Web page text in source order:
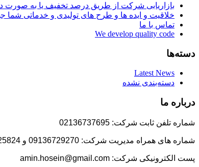
بازاریابی شرکت از طریق درصد تخفیف یا به
خلاقیت و ایده ها و طرح های تولیدی و خدماتی
تماس با ما
We develop quality code
دسته‌ها
Latest News
دسته‌بندی نشده
درباره ما
شماره تلفن ثابت شرکت: 02136737695
شماره های همراه مدیریت شرکت: 09136729270 و 09198325824
پست الکترونیکی شرکت: amin.hosein@gmail.com